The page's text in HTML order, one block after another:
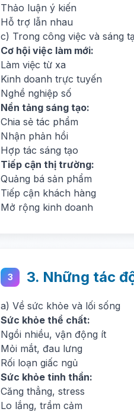
Thảo luận ý kiến
Hỗ trợ lẫn nhau
c) Trong công việc và sáng
Cơ hội việc làm mới:
Làm việc từ xa
Kinh doanh trực tuyến
Nghề nghiệp số
Nền tảng sáng tạo:
Chia sẻ tác phẩm
Nhận phản hồi
Hợp tác sáng tạo
Tiếp cận thị trường:
Quảng bá sản phẩm
Tiếp cận khách hàng
Mở rộng kinh doanh
3 3. Những tác
a) Về sức khỏe và lối sống
Sức khỏe thể chất:
Ngồi nhiều, vận động ít
Mỏi mắt, đau lưng
Rối loạn giấc ngủ
Sức khỏe tinh thần:
Căng thẳng, stress
Lo lắng, trầm cảm